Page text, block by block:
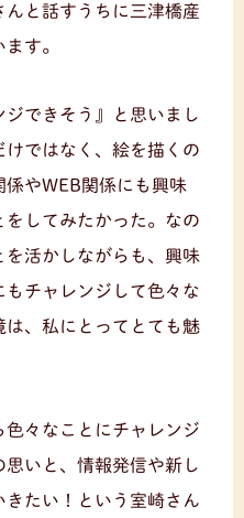
と話すうちに三津橋産
す。
ジできそう』と思いまし
ではなく、絵を描くの
係やWEB関係にも興味
してみたかった。なの
活かしながらも、興味
チャレンジして色々な
、私にとってとても魅
々なことにチャレンジ
思いと、情報発信や新し
たい！という室崎さん